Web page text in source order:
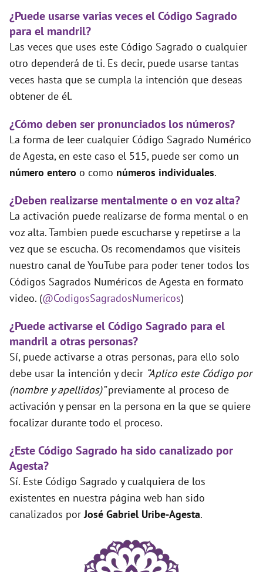
¿Puede usarse varias veces el Código Sagrado
para el mandril?
Las veces que uses este Código Sagrado o cualquier
otro dependerá de ti. Es decir, puede usarse tantas
veces hasta que se cumpla la intención que deseas
obtener de él.
¿Cómo deben ser pronunciados los números?
La forma de leer cualquier Código Sagrado Numérico
de Agesta, en este caso el 515, puede ser como un
número entero o como números individuales.
¿Deben realizarse mentalmente o en voz alta?
La activación puede realizarse de forma mental o en
voz alta. Tambien puede escucharse y repetirse a la
vez que se escucha. Os recomendamos que visiteis
nuestro canal de YouTube para poder tener todos los
Códigos Sagrados Numéricos de Agesta en formato
video. (@CodigosSagradosNumericos)
¿Puede activarse el Código Sagrado para el
mandril a otras personas?
Sí, puede activarse a otras personas, para ello solo
debe usar la intención y decir “Aplico este Código por
(nombre y apellidos)”previamente al proceso de
activación y pensar en la persona en la que se quiere
focalizar durante todo el proceso.
¿Este Código Sagrado ha sido canalizado por
Agesta?
Sí. Este Código Sagrado y cualquiera de los
existentes en nuestra página web han sido
canalizados porJosé Gabriel Uribe-Agesta.